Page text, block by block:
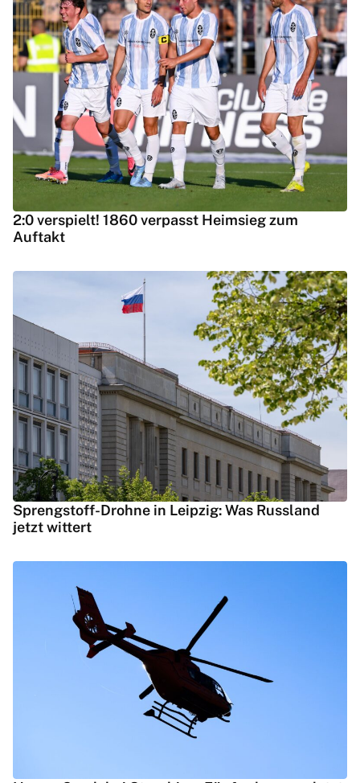
2:0 verspielt! 1860 verpasst Heimsieg zum
Auftakt
Sprengstoff-Drohne in Leipzig: Was Russland
jetzt wittert